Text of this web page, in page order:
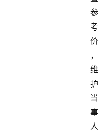
参
考
价
，
维
护
当
事
人